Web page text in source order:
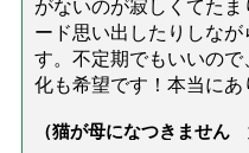
がないのが寂しくてた
ード思い出したりしな
す。不定期でもいいの
化も希望です！本当にあ
（猫が母になつきません